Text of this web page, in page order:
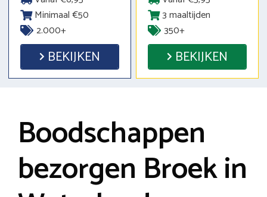
Minimaal €50
2.000+
BEKIJKEN
3 maaltijden
350+
BEKIJKEN
Boodschappen
bezorgen Broek in